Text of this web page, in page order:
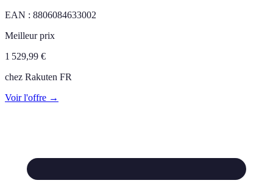
EAN : 8806084633002
Meilleur prix
1 529,99 €
chez Rakuten FR
Voir l'offre →